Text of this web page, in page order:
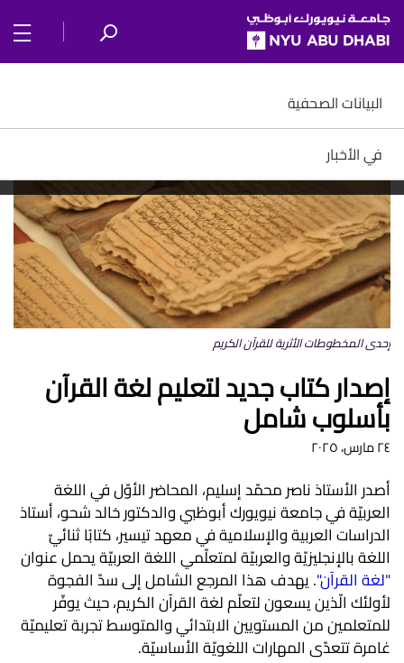
SKIP TO ALL NYU NAVIGATION
SKIP TO MAIN CONTENT
البيانات الصحفية
في الأخبار
إصدار كتاب جديد لتعليم لغة القرآن
بأسلوب شامل
إحدى المخطوطات الأثرية للقرآن الكريم
أصدر الأستاذ ناصر محمّد إسليم، المحاضر الأوّل في اللغة
العربيّة في جامعة نيويورك أبوظبي والدكتور خالد شحو، أستاذ
الدراسات العربية والإسلامية في معهد تيسير، كتابًا ثنائيّ
اللغة بالإنجليزيّة والعربيّة لمتعلّمي اللغة العربيّة يحمل عنوان
"لغة القرآن". يهدف هذا المرجع الشامل إلى سدّ الفجوة
لأولئك الّذين يسعون لتعلّم لغة القرآن الكريم، حيث يوفّر
للمتعلمين من المستويين الابتدائي والمتوسط تجربة تعليميّة
غامرة تتعدّى المهارات اللغويّة الأساسيّة.